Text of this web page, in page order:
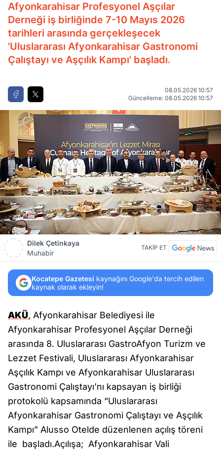
Afyonkarahisar Profesyonel Aşçılar
Derneği iş birliğinde 7-10 Mayıs 2026
tarihleri arasında gerçekleşecek
'Uluslararası Afyonkarahisar Gastronomi
Çalıştayı ve Aşçılık Kampı' başladı.
08.05.2026 10:57
Güncelleme: 08.05.2026 10:57
Dilek Çetinkaya
Muhabir
TAKİP ET
Kocatepe Gazetesi kaynağını Google'da tercih edilen
kaynak olarak ekleyin!
AKÜ, Afyonkarahisar Belediyesi ile
Afyonkarahisar Profesyonel Aşçılar Derneği
arasında 8. Uluslararası GastroAfyon Turizm ve
Lezzet Festivali, Uluslararası Afyonkarahisar
Aşçılık Kampı ve Afyonkarahisar Uluslararası
Gastronomi Çalıştayı’nı kapsayan iş birliği
protokolü kapsamında “Uluslararası
Afyonkarahisar Gastronomi Çalıştayı ve Aşçılık
Kampı” Alusso Otelde düzenlenen açılış töreni
ile başladı.Açılışa; Afyonkarahisar Vali